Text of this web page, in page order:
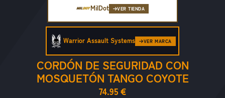
MilDot VER TIENDA
CORDÓN DE SEGURIDAD CON
MOSQUETÓN TANGO COYOTE
74.95 €
Warrior Assault Systems VER MARCA